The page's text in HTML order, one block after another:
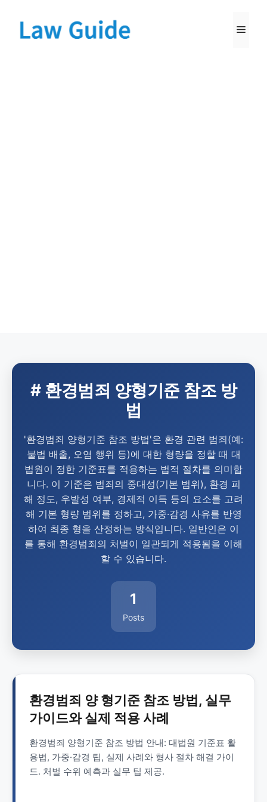
# 환경범죄 양형기준 참조 방
법
'환경범죄 양형기준 참조 방법'은 환경 관련 범죄(예:
불법 배출, 오염 행위 등)에 대한 형량을 정할 때 대
법원이 정한 기준표를 적용하는 법적 절차를 의미합
니다. 이 기준은 범죄의 중대성(기본 범위), 환경 피
해 정도, 우발성 여부, 경제적 이득 등의 요소를 고려
해 기본 형량 범위를 정하고, 가중·감경 사유를 반영
하여 최종 형을 산정하는 방식입니다. 일반인은 이
를 통해 환경범죄의 처벌이 일관되게 적용됨을 이해
할 수 있습니다.
1
Posts
환경범죄 양 형기준 참조 방법, 실무
가이드와 실제 적용 사례
환경범죄 양형기준 참조 방법 안내: 대법원 기준표 활
용법, 가중·감경 팁, 실제 사례와 형사 절차 해결 가이
드. 처벌 수위 예측과 실무 팁 제공.